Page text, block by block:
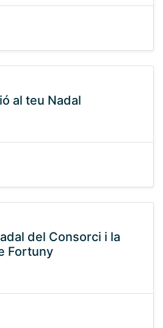
al teu Nadal
del Consorci i la
Fortuny